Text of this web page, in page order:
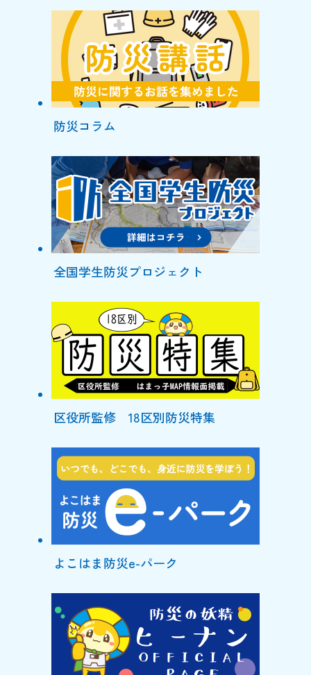
防災コラム
全国学生防災プロジェクト
区役所監修 18区別防災特集
よこはま防災e-パーク